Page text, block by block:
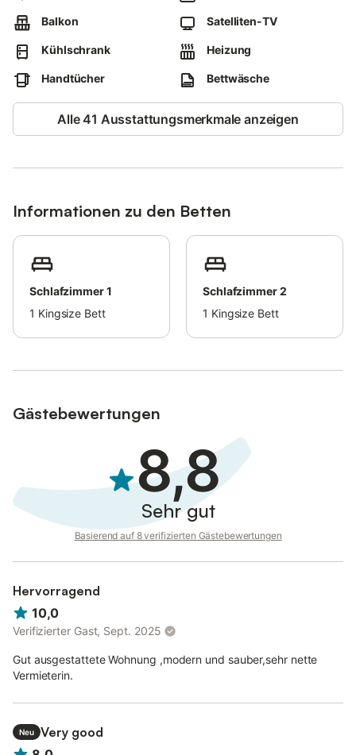
Ein Parkplatz steht auf dem Grundstück zur Verfügung.
Das Rauchen und das Feiern von Veranstaltungen sind nicht
gestattet.
Ein Skidepot ist vorhanden.
Die Unterkunft unterstützt Gäste bei der korrekten
Mülltrennung; weitere Informationen hierzu sind vor Ort
Eine Gepäckaufbewahrung ist verfügbar.
Zudem gibt es einen abschließbaren Raum für Fahrräder.
Balkon Satelliten-TV
Kühlschrank Heizung
Handtücher Bettwäsche
Alle 41 Ausstattungsmerkmale anzeigen
Informationen zu den Betten
Schlafzimmer 1
1 Kingsize Bett
Schlafzimmer 2
1 Kingsize Bett
Gästebewertungen
8,8
Sehr gut
Basierend auf 8 verifizierten Gästebewertungen
Hervorragend
10,0
Verifizierter Gast, Sept. 2025
Gut ausgestattete Wohnung ,modern und sauber,sehr nette
Vermieterin.
Neu
Very good